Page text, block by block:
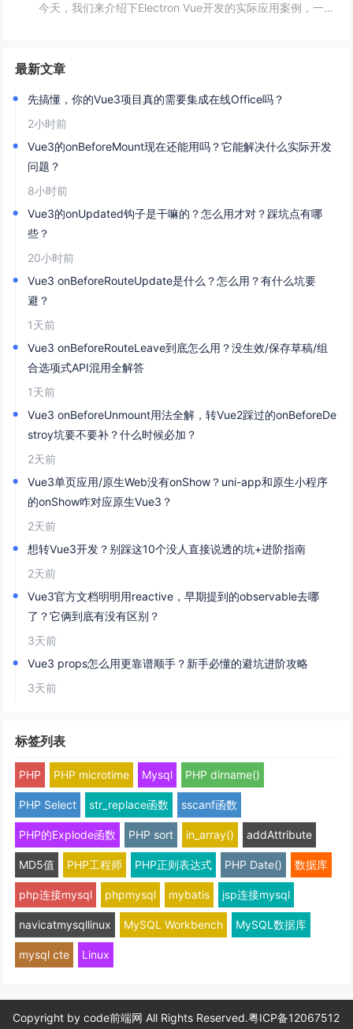
今天，我们来介绍下Electron Vue开发的实际应用案例，一起往下学习吧！开头：Electron Vue开发的实际应用案例随着移动互联网的不断普及，桌面应用程序的需求也越来越多。而Electron Vue作为一种基于JavaScript...
最新文章
先搞懂，你的Vue3项目真的需要集成在线Office吗？
2小时前
Vue3的onBeforeMount现在还能用吗？它能解决什么实际开发
问题？
8小时前
Vue3的onUpdated钩子是干嘛的？怎么用才对？踩坑点有哪
些？
20小时前
Vue3 onBeforeRouteUpdate是什么？怎么用？有什么坑要
避？
1天前
Vue3 onBeforeRouteLeave到底怎么用？没生效/保存草稿/组
合选项式API混用全解答
1天前
Vue3 onBeforeUnmount用法全解，转Vue2踩过的onBeforeDe
stroy坑要不要补？什么时候必加？
2天前
Vue3单页应用/原生Web没有onShow？uni-app和原生小程序
的onShow咋对应原生Vue3？
2天前
想转Vue3开发？别踩这10个没人直接说透的坑+进阶指南
2天前
Vue3官方文档明明用reactive，早期提到的observable去哪
了？它俩到底有没有区别？
3天前
Vue3 props怎么用更靠谱顺手？新手必懂的避坑进阶攻略
3天前
标签列表
PHP PHP microtime Mysql PHP dirname()
PHP Select str_replace函数 sscanf函数
PHP的Explode函数 PHP sort in_array() addAttribute
MD5值 PHP工程师 PHP正则表达式 PHP Date() 数据库
php连接mysql phpmysql mybatis jsp连接mysql
navicatmysqllinux MySQL Workbench MySQL数据库
mysql cte Linux
Copyright bycode前端网 All Rights Reserved.粤ICP备12067512